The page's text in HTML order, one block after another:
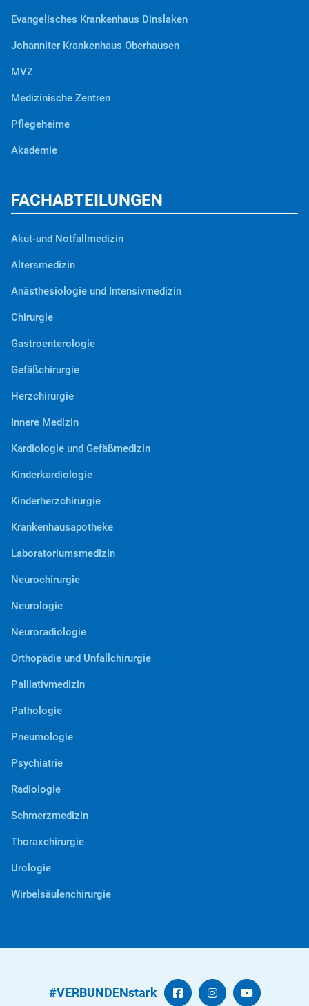
Evangelisches Krankenhaus Dinslaken
Johanniter Krankenhaus Oberhausen
MVZ
Medizinische Zentren
Pflegeheime
Akademie
FACHABTEILUNGEN
Akut-und Notfallmedizin
Altersmedizin
Anästhesiologie und Intensivmedizin
Chirurgie
Gastroenterologie
Gefäßchirurgie
Herzchirurgie
Innere Medizin
Kardiologie und Gefäßmedizin
Kinderkardiologie
Kinderherzchirurgie
Krankenhausapotheke
Laboratoriumsmedizin
Neurochirurgie
Neurologie
Neuroradiologie
Orthopädie und Unfallchirurgie
Palliativmedizin
Pathologie
Pneumologie
Psychiatrie
Radiologie
Schmerzmedizin
Thoraxchirurgie
Urologie
Wirbelsäulenchirurgie
#VERBUNDENstark